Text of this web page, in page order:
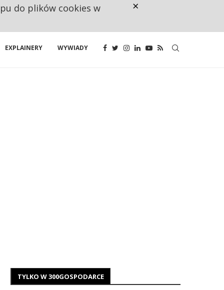
EXPLAINERY WYWIADY
TYLKO W 300GOSPODARCE
do plików cookies w ×